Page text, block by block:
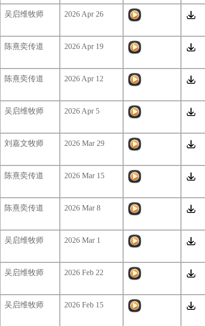
吴启维牧师 2026 Apr 26
陈熹奕传道 2026 Apr 19
陈熹奕传道 2026 Apr 12
吴启维牧师 2026 Apr 5
刘嘉文牧师 2026 Mar 29
陈熹奕传道 2026 Mar 15
陈熹奕传道 2026 Mar 8
吴启维牧师 2026 Mar 1
吴启维牧师 2026 Feb 22
吴启维牧师 2026 Feb 15